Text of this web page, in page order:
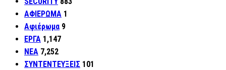
ΑΦΙΕΡΩΜΑ 1
Αφιέρωμα 9
ΕΡΓΑ 1,147
ΝΕΑ 7,252
ΣΥΝΤΕΝΤΕΥΞΕΙΣ 101